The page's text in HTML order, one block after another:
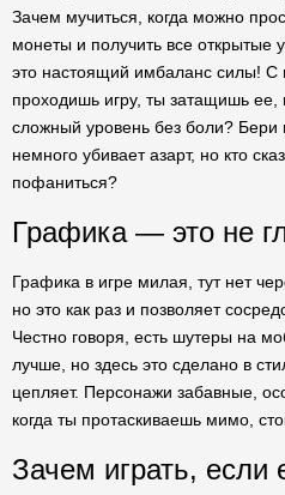
Зачем мучиться, когда можно
монеты и получить все открытые
это настоящий имбаланс силы! С
проходишь игру, ты затащишь ее,
сложный уровень без боли?
немного убивает азарт, но кто
пофаниться?
Графика — это не
Графика в игре милая, тут нет
но это как раз и позволяет
Честно говоря, есть шутеры на
лучше, но здесь это сделано в
цепляет. Персонажи забавные,
когда ты протаскиваешь мимо,
Зачем играть, если